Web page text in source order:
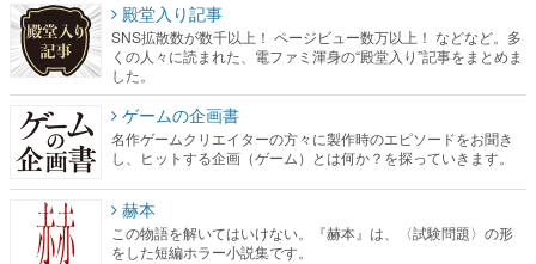
殿堂入り記事
SNS拡散数が数千以上！ ページビュー数万以上！ などなど。多
くの人々に読まれた、電ファミ渾身の“殿堂入り”記事をまとめま
した。
ゲームの企画書
名作ゲームクリエイターの方々に製作時のエピソードをお聞き
し、ヒットする企画（ゲーム）とは何か？を探っていきます。
赫本
この物語を解いてはいけない。『赫本』は、〈試験問題〉の形
をした短編ホラー小説集です。